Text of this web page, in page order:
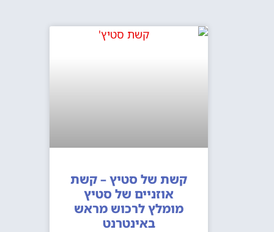
קשת של סטיץ – קשת
אוזניים של סטיץ
מומלץ לרכוש מראש
באינטרנט